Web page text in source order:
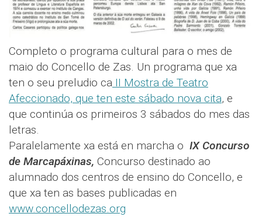
Completo o programa cultural para o mes de
maio do Concello de Zas. Un programa que xa
ten o seu preludio ca II Mostra de Teatro
Afeccionado, que ten este sábado nova cita, e
que continúa os primeiros 3 sábados do mes das
letras.
Paralelamente xa está en marcha o IX Concurso
de Marcapáxinas, Concurso destinado ao
alumnado dos centros de ensino do Concello, e
que xa ten as bases publicadas en
www.concellodezas.org